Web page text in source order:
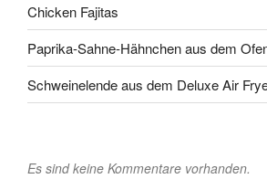
Chicken Fajitas
Paprika-Sahne-Hähnchen aus dem
Schweinelende aus dem Deluxe Air
Es sind keine Kommentare vorhanden.